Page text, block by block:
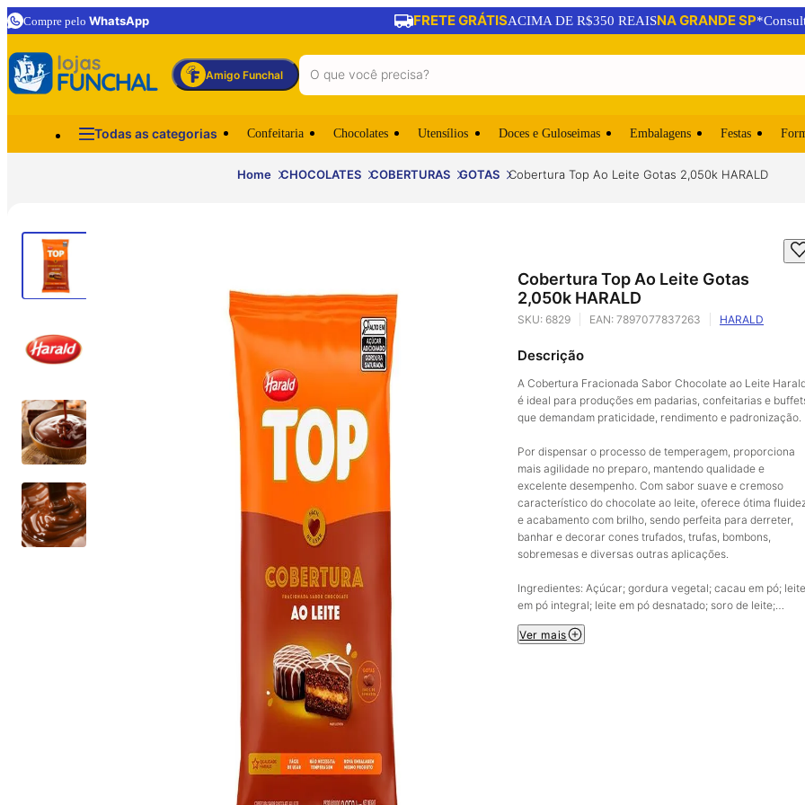
Compre pelo WhatsApp FRETE GRÁTISACIMA DE R$350 REAISNA GRANDE SP
Amigo Funchal
Todas as categorias Confeitaria Chocolates Utensílios Doces e Guloseimas Embalagens Festas
Home CHOCOLATES COBERTURAS GOTAS Cobertura Top Ao Leite Gotas 2,050k HARALD
Cobertura Top Ao Leite Gotas
2,050k HARALD
SKU: 6829 EAN: 7897077837263 HARALD
Descrição
A Cobertura Fracionada Sabor Chocolate ao Leite
é ideal para produções em padarias, confeitarias e
que demandam praticidade, rendimento e padronização.
Por dispensar o processo de temperagem, proporciona
mais agilidade no preparo, mantendo qualidade e
excelente desempenho. Com sabor suave e cremoso
característico do chocolate ao leite, oferece ótima
e acabamento com brilho, sendo perfeita para derreter,
banhar e decorar cones trufados, trufas, bombons,
sobremesas e diversas outras aplicações.
Ingredientes: Açúcar; gordura vegetal; cacau em pó; leite
em pó integral; leite em pó desnatado; soro de leite;
emulsificantes: lecitina de soja (INS322) e poliglicerol
poliricinoleato (INS 476); aromatizante sintético idêntico
Ver mais